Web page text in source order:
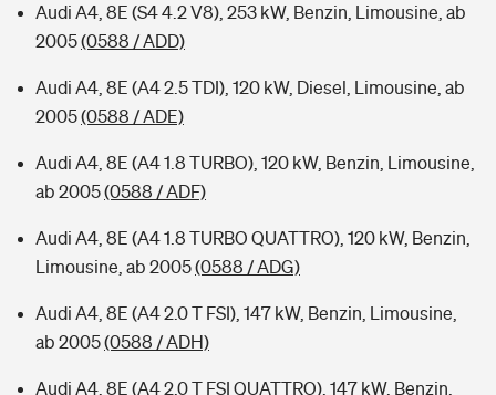
Audi A4, 8E (S4 4.2 V8), 253 kW, Benzin, Limousine, ab
2005(0588 / ADD)
Audi A4, 8E (A4 2.5 TDI), 120 kW, Diesel, Limousine, ab
2005(0588 / ADE)
Audi A4, 8E (A4 1.8 TURBO), 120 kW, Benzin, Limousine,
ab 2005(0588 / ADF)
Audi A4, 8E (A4 1.8 TURBO QUATTRO), 120 kW, Benzin,
Limousine, ab 2005(0588 / ADG)
Audi A4, 8E (A4 2.0 T FSI), 147 kW, Benzin, Limousine,
ab 2005(0588 / ADH)
Audi A4, 8E (A4 2.0 T FSI QUATTRO), 147 kW, Benzin,